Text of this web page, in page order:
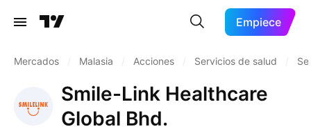
Empiece
Mercados Malasia Acciones Servicios de salud
Smile-Link Healthcare
Global Bhd.